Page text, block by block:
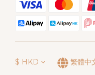
$ HKD 繁體中